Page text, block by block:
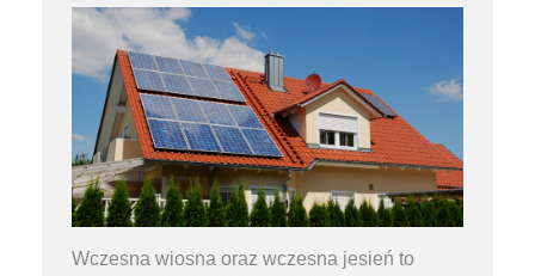
Wczesna wiosna oraz wczesna jesień to